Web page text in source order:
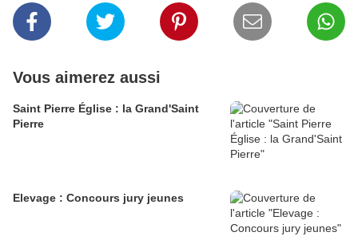
Vous aimerez aussi
Saint Pierre Église : la Grand'Saint
Pierre
Elevage : Concours jury jeunes